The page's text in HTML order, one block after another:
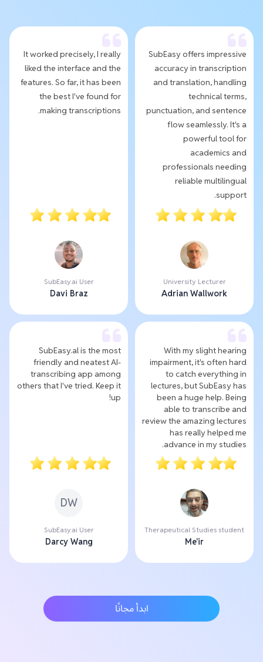
SubEasy offers impressive
accuracy in transcription
and translation, handling
technical terms,
punctuation, and sentence
flow seamlessly. It's a
powerful tool for
academics and
professionals needing
reliable multilingual
support.
University Lecturer
Adrian Wallwork
It worked precisely, I really
liked the interface and the
features. So far, it has been
the best I've found for
making transcriptions.
SubEasy.ai User
Davi Braz
With my slight hearing
impairment, it's often hard
to catch everything in
lectures, but SubEasy has
been a huge help. Being
able to transcribe and
review the amazing lectures
has really helped me
advance in my studies.
Therapeutical Studies student
Me'ir
SubEasy.al is the most
friendly and neatest AI-
transcribing app among
others that I've tried. Keep it
up!
DW
SubEasy.ai User
Darcy Wang
ابدأ مجانًا